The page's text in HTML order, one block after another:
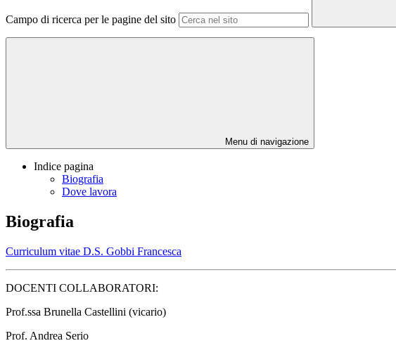
Campo di ricerca per le pagine del sito
Menu di navigazione
Indice pagina
Biografia
Dove lavora
Biografia
Curriculum vitae D.S. Gobbi Francesca
DOCENTI COLLABORATORI:
Prof.ssa Brunella Castellini (vicario)
Prof. Andrea Serio